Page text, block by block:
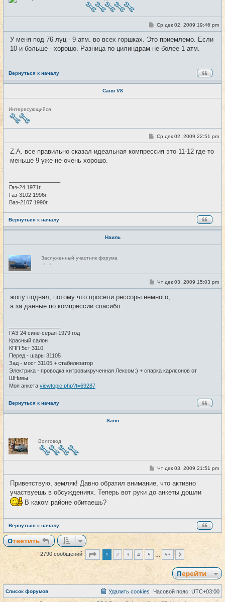
е
и
#27
С
о
б
щ
и
Ср дек 02, 2009 19:46 pm
У меня под 76 луц - 9 атм. во всех горшках. Это приемлемо. Если
10 и больше - хорошо. Разница по цилиндрам не более 1 атм.
Вернуться к началу
Саня V8
Н
е
и
Интересующийся
#28
С
о
б
Ср дек 02, 2009 22:51 pm
Z.A. все правильно сказал идеальная компрессия это 11-12 где то
меньше 9 уже не очень хорошо.
Газ-24 1971г.
Газ-3102 1996г.
Ваз-2107 1990г.
Вернуться к началу
Наиль
Н
е
в
с
Заслуженный участник форума
#29
С
о
б
Чт дек 03, 2009 15:03 pm
жопу поднял, потому что просели рессоры немного,
а за данные по компрессии спасибо
ГАЗ 24 сине-серая 1979 год
Красный салон
КПП 5ст 3110
Перед - шары 31105
Зад - мост 31105 + стабилизатор
Электрика - проводка хитровыкрученная Лексом:) + спарка карлсонов от
ШНивы
Моя анкета viewtopic.php?t=69287
Вернуться к началу
Sano
Н
е
в
с
е
и
Волговод
#30
С
о
б
щ
Чт дек 03, 2009 21:51 pm
Приветствую, земляк! Давно обратил внимание, что активно
участвуешь в обсуждениях. Теперь вот руки до анкеты дошли
В каком районе обитаешь?
Вернуться к началу
Ответить
2790 сообщений Страница из
1 2 3 4 5 93
Перейти
Список форумов Часовой пояс: UTC+03:00
Удалить cookies